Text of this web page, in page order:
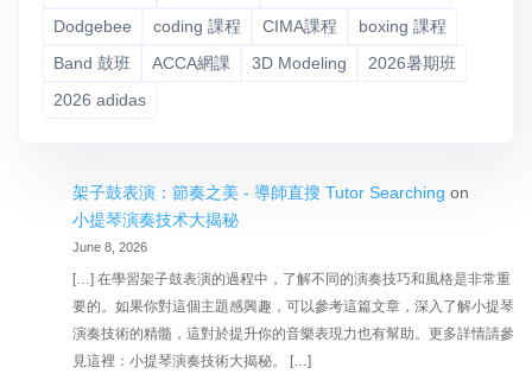
Dodgebee
coding 課程 CIMA課程
boxing 課程
Band 鼓班
ACCA網課 3D Modeling
2026暑期班
2026 adidas
架子鼓表演：節奏之美 - 導師直搜 Tutor Searching on
小提琴演奏技术大揭秘
June 8, 2026
[…] 在學習架子鼓表演的過程中，了解不同的演奏技巧和風格是非常重
要的。如果你對這個主題感興趣，可以參考這篇文章，深入了解小提琴
演奏技術的精髓，這對於提升你的音樂表現力也有幫助。更多詳情請參
見這裡：小提琴演奏技術大揭秘。 […]